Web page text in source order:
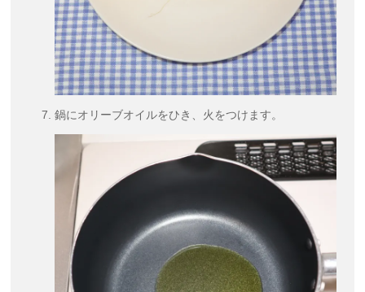
鍋にオリーブオイルをひき、火をつけます。